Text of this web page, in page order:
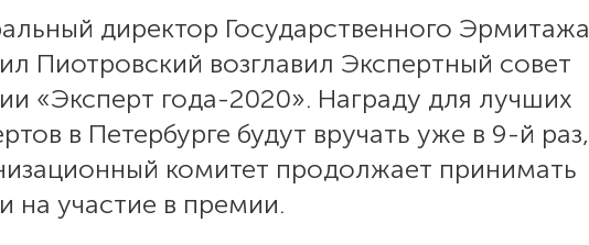
директор Государственного Эрмитажа
Пиотровский возглавил Экспертный совет
«Эксперт года-2020». Награду для лучших
в Петербурге будут вручать уже в 9-й раз,
комитет продолжает принимать
на участие в премии.